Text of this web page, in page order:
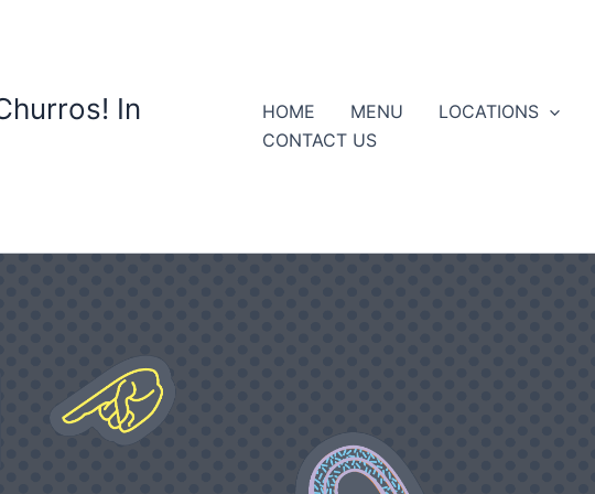
In
HOME MENU LOCATIONS
CONTACT US